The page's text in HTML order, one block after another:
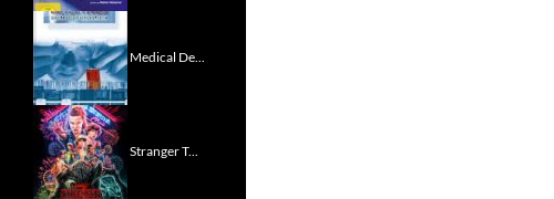
Medical De...
Stranger T...